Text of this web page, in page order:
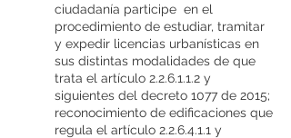
ciudadanía participe en el
procedimiento de estudiar, tramitar
y expedir licencias urbanísticas en
sus distintas modalidades de que
trata el artículo 2.2.6.1.1.2 y
siguientes del decreto 1077 de 2015;
reconocimiento de edificaciones que
regula el artículo 2.2.6.4.1.1 y